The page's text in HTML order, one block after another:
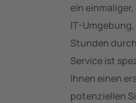
ein
IT-
Stunden
Service ist
Ihnen einen
potenziellen